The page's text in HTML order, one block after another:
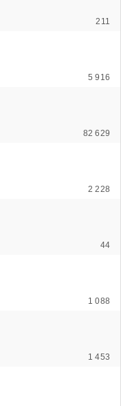
211
5 916
82 629
2 228
44
1 088
1 453